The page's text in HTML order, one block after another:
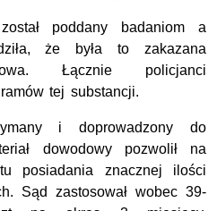
poddany badaniom a
że była to zakazana
Łącznie policjanci
tej substancji.
i doprowadzony do
dowodowy pozwolił na
posiadania znacznej ilości
Sąd zastosował wobec 39-